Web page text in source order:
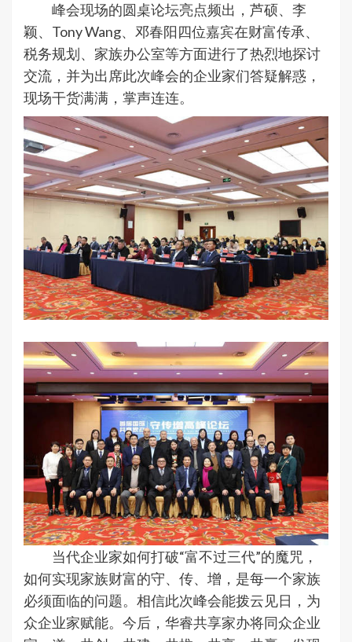
峰会现场的圆桌论坛亮点频出，芦硕、李
颖、Tony Wang、邓春阳四位嘉宾在财富传承、
税务规划、家族办公室等方面进行了热烈地探讨
交流，并为出席此次峰会的企业家们答疑解惑，
现场干货满满，掌声连连。
当代企业家如何打破“富不过三代”的魔咒，
如何实现家族财富的守、传、增，是每一个家族
必须面临的问题。相信此次峰会能拨云见日，为
众企业家赋能。今后，华睿共享家办将同众企业